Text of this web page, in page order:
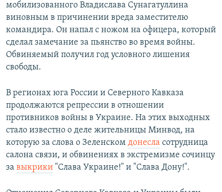
мобилизованного Владислава Сунагатуллина
виновным в причинении вреда заместителю
командира. Он напал с ножом на офицера, который
сделал замечание за пьянство во время войны.
Обвиняемый получил год условного лишения
свободы.
В регионах юга России и Северного Кавказа
продолжаются репрессии в отношении
противников войны в Украине. На этих выходных
стало известно о деле жительницы Минвод, на
которую за слова о Зеленском донесла сотрудница
салона связи, и обвинениях в экстремизме сочинцу
за выкрики "Слава Украине!" и "Слава Дону!".